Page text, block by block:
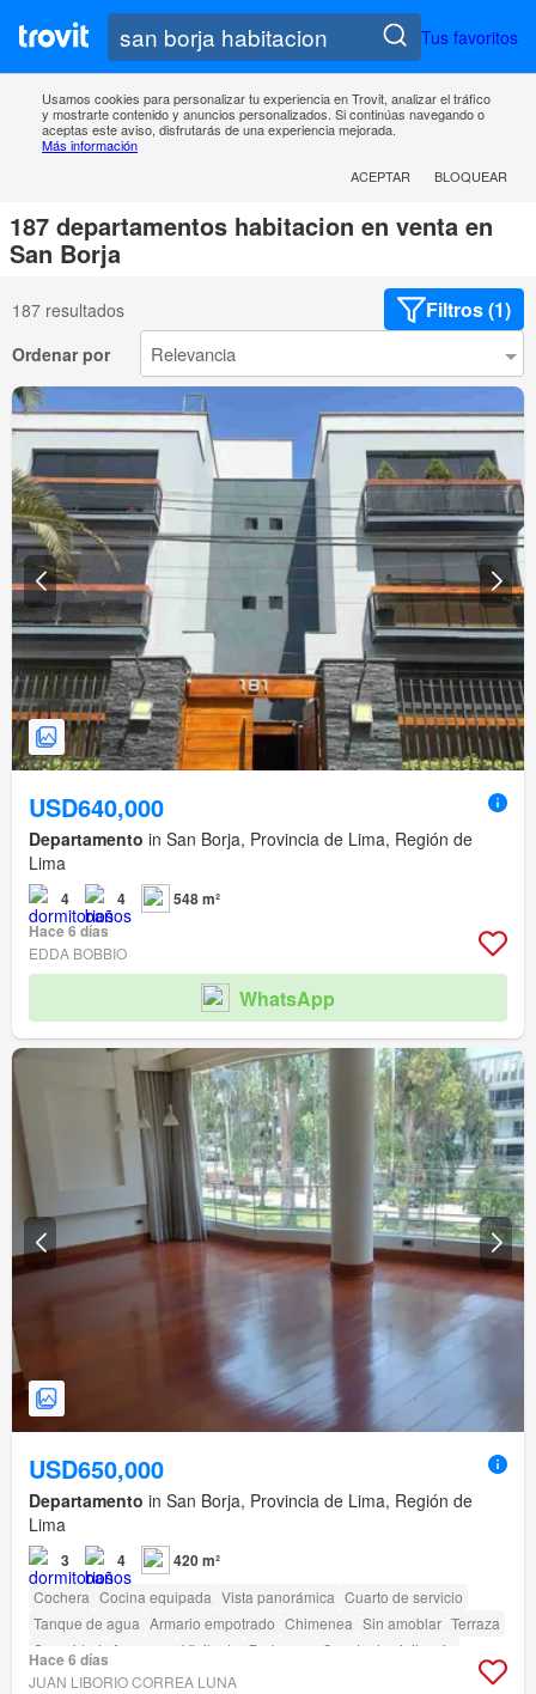
Tus favoritos
Usamos cookies para personalizar tu experiencia en Trovit, analizar el tráfico
y mostrarte contenido y anuncios personalizados. Si continúas navegando o
aceptas este aviso, disfrutarás de una experiencia mejorada.
Más información
ACEPTAR
BLOQUEAR
187 departamentos habitacion en venta en
San Borja
187 resultados Filtros (1)
Ordenar por
USD640,000
Departamento in San Borja, Provincia de Lima, Región de
Lima
4 4
548 m²
Hace 6 días
EDDA BOBBIO
WhatsApp
USD650,000
Departamento in San Borja, Provincia de Lima, Región de
Lima
3 4 420 m²
Cochera Cocina equipada Vista panorámica Cuarto de servicio
Tanque de agua Armario empotrado Chimenea Sin amoblar Terraza
Seguridad
Ascensor Vigilante Barbacoa Caseta de vigilancia
Hace 6 días
JUAN LIBORIO CORREA LUNA